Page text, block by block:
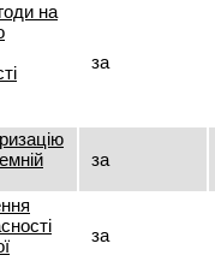
на
за
за
за